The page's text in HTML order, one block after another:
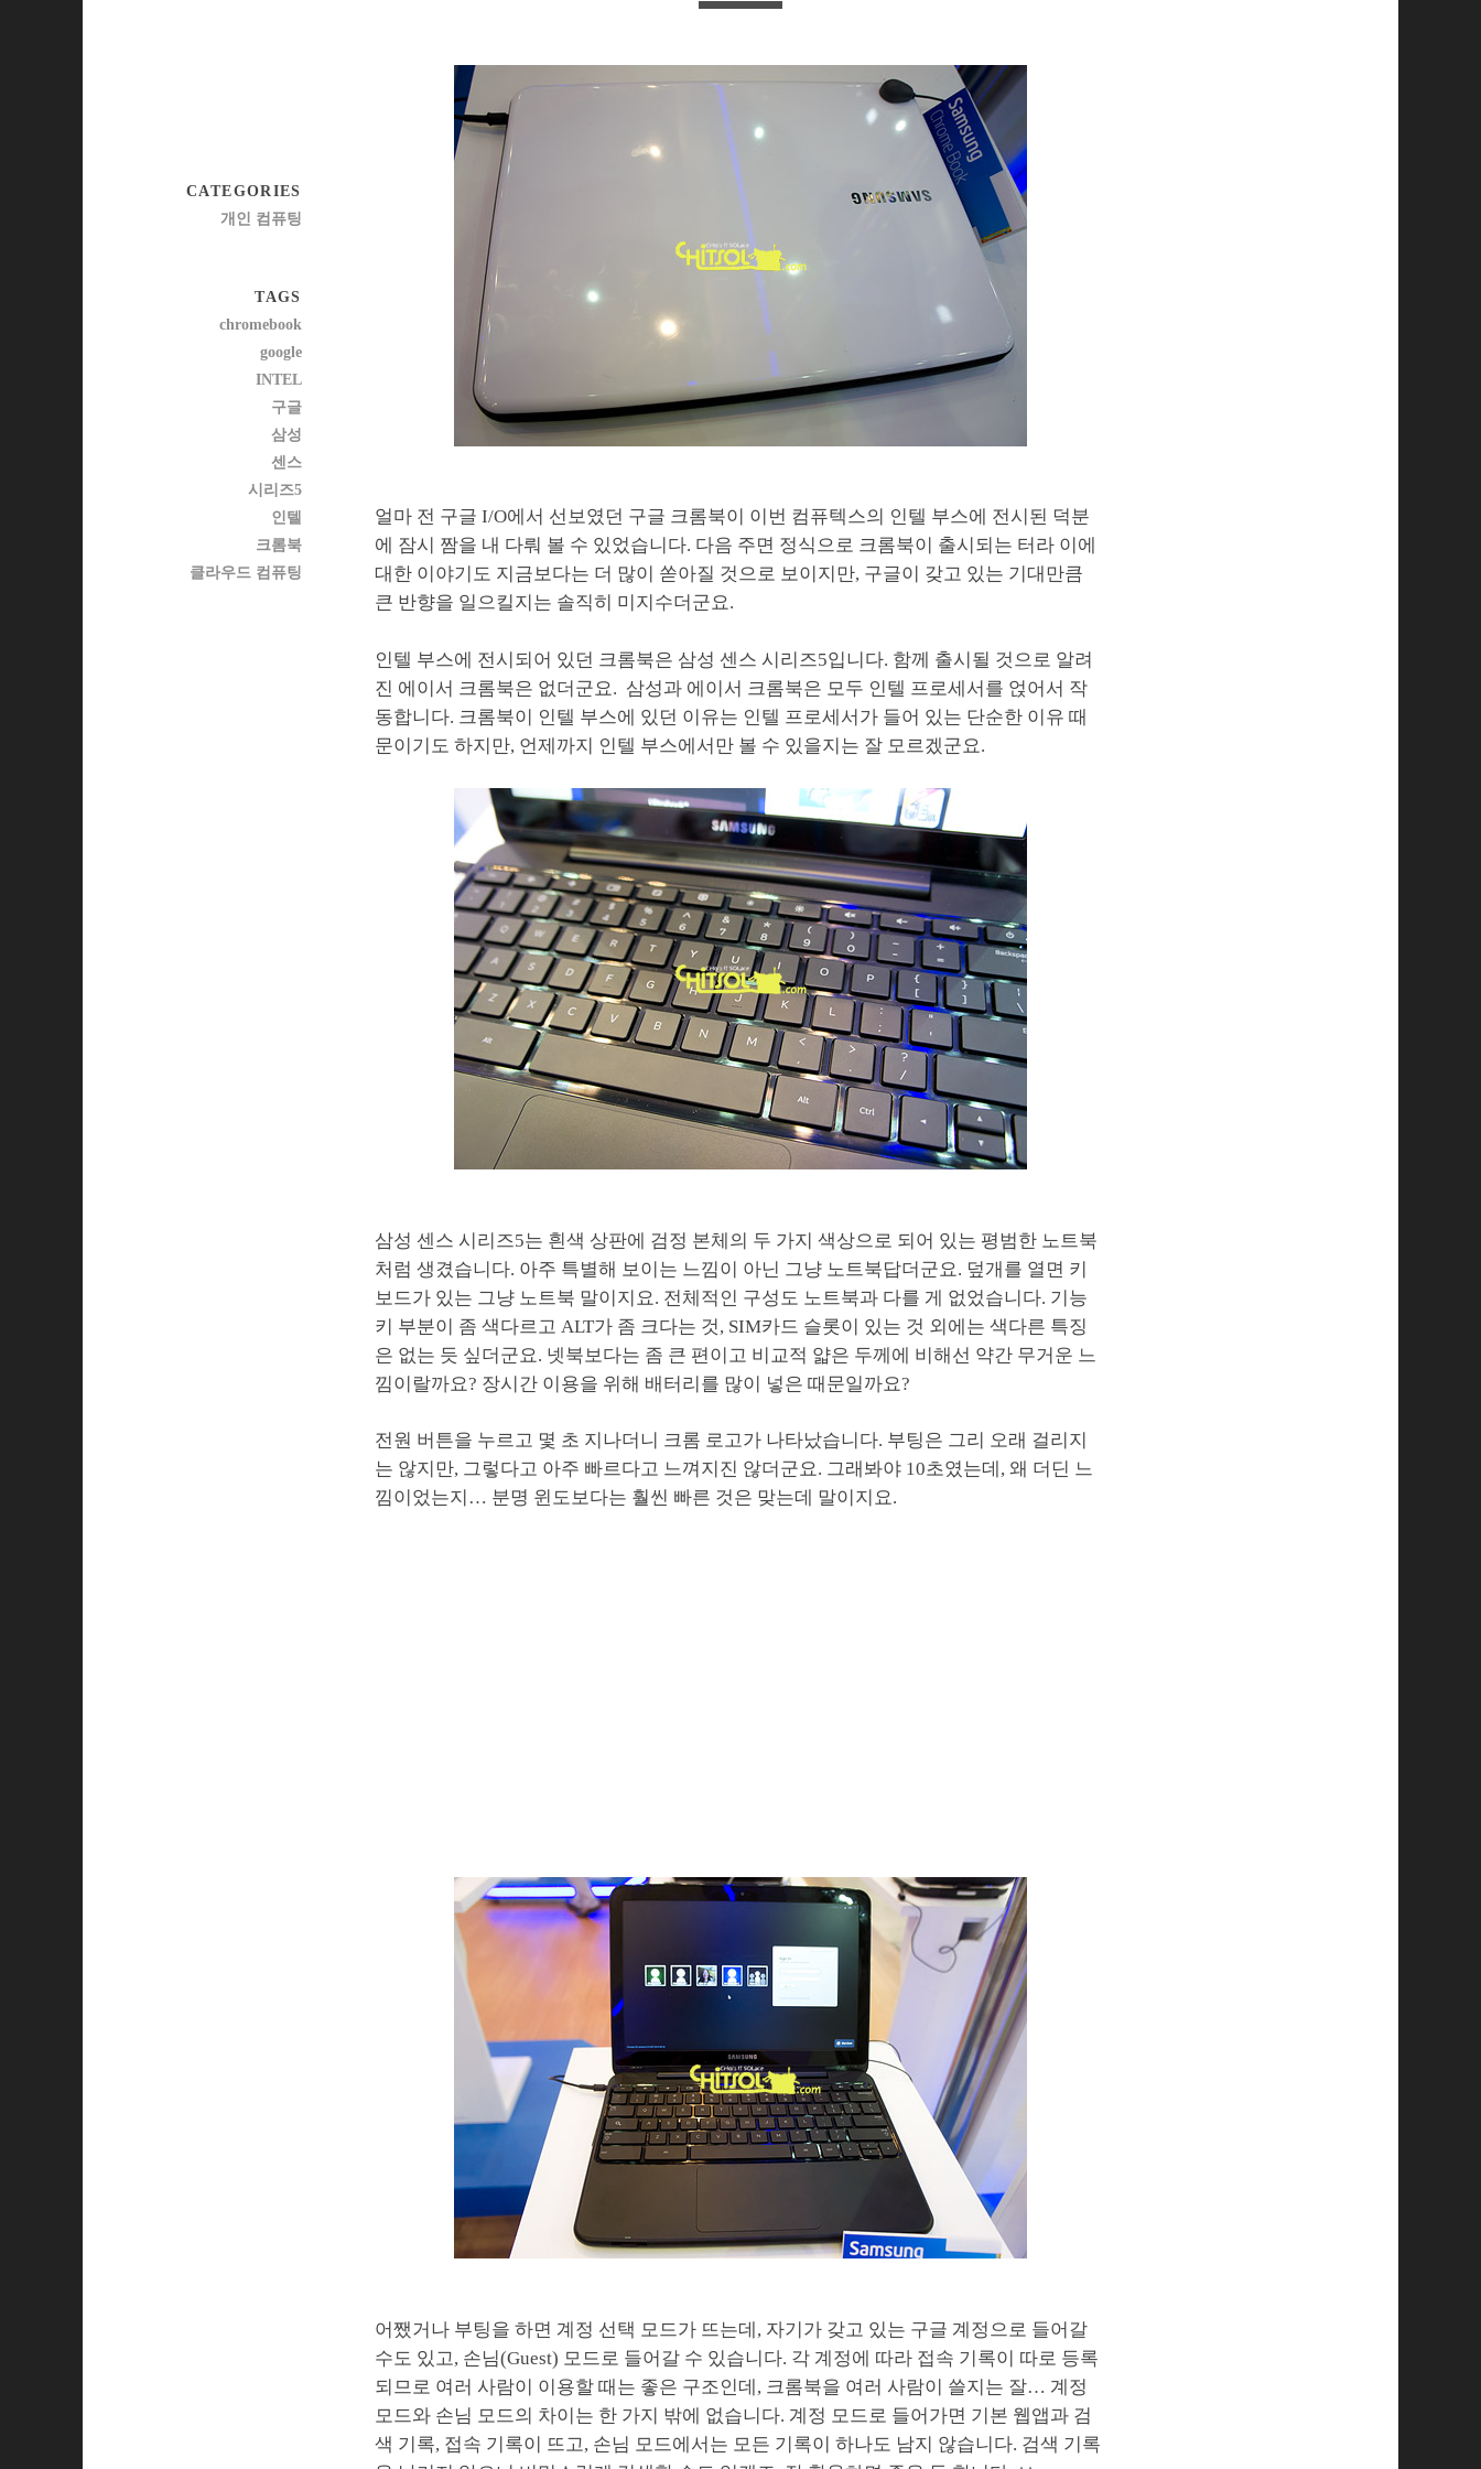
얼마 전 구글 I/O에서 선보였던 구글 크롬북이 이번 컴퓨텍스의 인텔 부스에 전시된 덕분
에 잠시 짬을 내 다뤄 볼 수 있었습니다. 다음 주면 정식으로 크롬북이 출시되는 터라 이에
대한 이야기도 지금보다는 더 많이 쏟아질 것으로 보이지만, 구글이 갖고 있는 기대만큼
큰 반향을 일으킬지는 솔직히 미지수더군요.
인텔 부스에 전시되어 있던 크롬북은 삼성 센스 시리즈5입니다. 함께 출시될 것으로 알려
진 에이서 크롬북은 없더군요. 삼성과 에이서 크롬북은 모두 인텔 프로세서를 얹어서 작
동합니다. 크롬북이 인텔 부스에 있던 이유는 인텔 프로세서가 들어 있는 단순한 이유 때
문이기도 하지만, 언제까지 인텔 부스에서만 볼 수 있을지는 잘 모르겠군요.
삼성 센스 시리즈5는 흰색 상판에 검정 본체의 두 가지 색상으로 되어 있는 평범한 노트북
처럼 생겼습니다. 아주 특별해 보이는 느낌이 아닌 그냥 노트북답더군요. 덮개를 열면 키
보드가 있는 그냥 노트북 말이지요. 전체적인 구성도 노트북과 다를 게 없었습니다. 기능
키 부분이 좀 색다르고 ALT가 좀 크다는 것, SIM카드 슬롯이 있는 것 외에는 색다른 특징
은 없는 듯 싶더군요. 넷북보다는 좀 큰 편이고 비교적 얇은 두께에 비해선 약간 무거운 느
낌이랄까요? 장시간 이용을 위해 배터리를 많이 넣은 때문일까요?
전원 버튼을 누르고 몇 초 지나더니 크롬 로고가 나타났습니다. 부팅은 그리 오래 걸리지
는 않지만, 그렇다고 아주 빠르다고 느껴지진 않더군요. 그래봐야 10초였는데, 왜 더딘 느
낌이었는지… 분명 윈도보다는 훨씬 빠른 것은 맞는데 말이지요.
어쨌거나 부팅을 하면 계정 선택 모드가 뜨는데, 자기가 갖고 있는 구글 계정으로 들어갈
수도 있고, 손님(Guest) 모드로 들어갈 수 있습니다. 각 계정에 따라 접속 기록이 따로 등록
되므로 여러 사람이 이용할 때는 좋은 구조인데, 크롬북을 여러 사람이 쓸지는 잘… 계정
모드와 손님 모드의 차이는 한 가지 밖에 없습니다. 계정 모드로 들어가면 기본 웹앱과 검
색 기록, 접속 기록이 뜨고, 손님 모드에서는 모든 기록이 하나도 남지 않습니다. 검색 기록
CATEGORIES
개인 컴퓨팅
TAGS
chromebook
google
INTEL
구글
삼성
센스
시리즈5
인텔
크롬북
클라우드 컴퓨팅